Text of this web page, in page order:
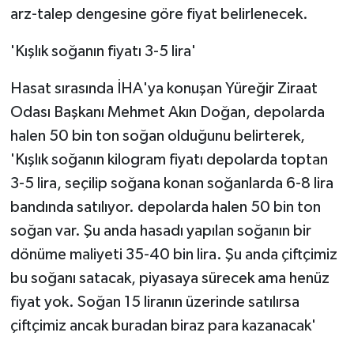
arz-talep dengesine göre fiyat belirlenecek.
'Kışlık soğanın fiyatı 3-5 lira'
Hasat sırasında İHA'ya konuşan Yüreğir Ziraat
Odası Başkanı Mehmet Akın Doğan, depolarda
halen 50 bin ton soğan olduğunu belirterek,
'Kışlık soğanın kilogram fiyatı depolarda toptan
3-5 lira, seçilip soğana konan soğanlarda 6-8 lira
bandında satılıyor. depolarda halen 50 bin ton
soğan var. Şu anda hasadı yapılan soğanın bir
dönüme maliyeti 35-40 bin lira. Şu anda çiftçimiz
bu soğanı satacak, piyasaya sürecek ama henüz
fiyat yok. Soğan 15 liranın üzerinde satılırsa
çiftçimiz ancak buradan biraz para kazanacak'